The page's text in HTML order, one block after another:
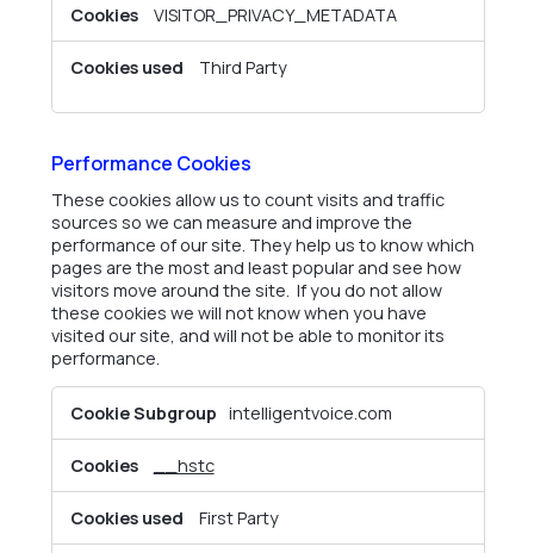
VISITOR_PRIVACY_METADATA
Third Party
Performance Cookies
These cookies allow us to count visits and traffic
sources so we can measure and improve the
performance of our site. They help us to know which
pages are the most and least popular and see how
visitors move around the site. If you do not allow
these cookies we will not know when you have
visited our site, and will not be able to monitor its
performance.
Cookies
intelligentvoice.com
__hstc
First Party